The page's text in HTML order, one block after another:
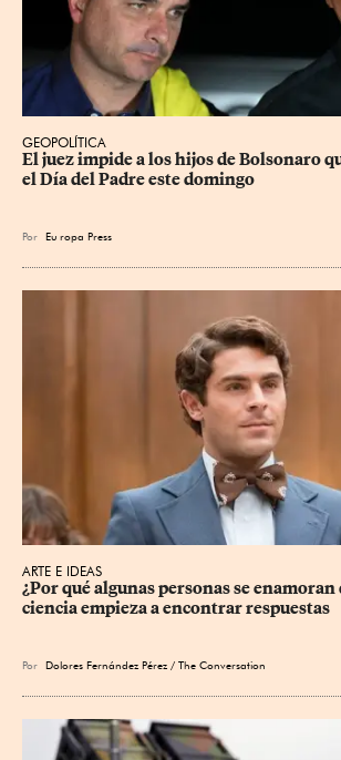
GEOPOLÍTICA
El juez impide a los hijos de Bolsonaro
el Día del Padre este domingo
Por Eu ropa Press
ARTE E IDEAS
¿Por qué algunas personas se enamoran
ciencia empieza a encontrar respuestas
Por Dolores Fernández Pérez / The Conversation